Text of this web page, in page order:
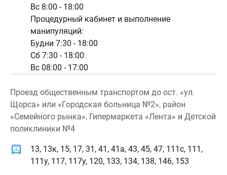
Вс 8:00 - 18:00
Процедурный кабинет и выполнение
манипуляций:
Будни 7:30 - 18:00
Сб 7:30 - 18:00
Вс 08:00 - 17:00
Проезд общественным транспортом до ост. «ул.
Щорса» или «Городская больница №2», район
«Семейного рынка», Гипермаркета «Лента» и Детской
поликлиники №4
13, 13к, 15, 17, 31, 41, 41а, 43, 45, 47, 111с, 111,
111у, 117, 117у, 120, 133, 134, 138, 146, 153